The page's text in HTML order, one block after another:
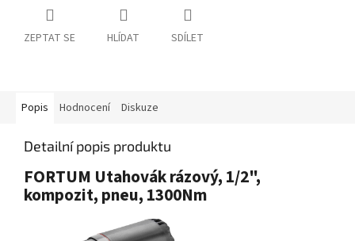
ZEPTAT SE HLÍDAT SDÍLET
Popis Hodnocení Diskuze
Detailní popis produktu
FORTUM Utahovák rázový, 1/2",
kompozit, pneu, 1300Nm